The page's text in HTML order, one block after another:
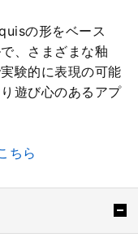
の形をベース
、さまざまな釉
験的に表現の可能
遊び心のあるアプ
ちら